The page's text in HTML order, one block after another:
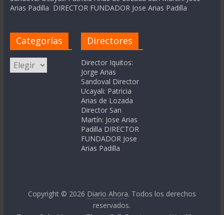
Arias Padilla DIRECTOR FUNDADOR Jose Arias Padilla
Categorías
Categorías
Directores
Director Iquitos:
Jorge Arias
Sandoval Director
Ucayali: Patricia
Arias de Lozada
Director San
Martín: Jose Arias
Padilla DIRECTOR
FUNDADOR Jose
Arias Padilla
Copyright © 2026 Diario Ahora. Todos los derechos
reservados.